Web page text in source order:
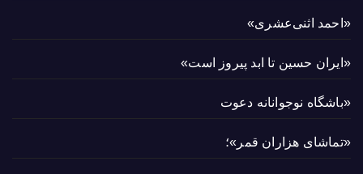
«احمد اثنی‌عشری»
«ایران حسین تا ابد پیروز است»
«باشگاه نوجوانانه دعوت
«تماشای هزاران قمر»؛